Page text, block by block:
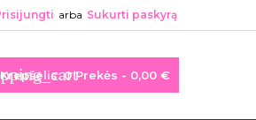
arba Sukurti paskyrą
Krepšelis: 0Prekės - 0,00 €